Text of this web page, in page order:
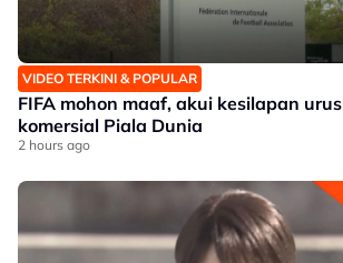
VIDEO TERKINI & POPULAR
FIFA mohon maaf, akui kesilapan
komersial Piala Dunia
2 hours ago